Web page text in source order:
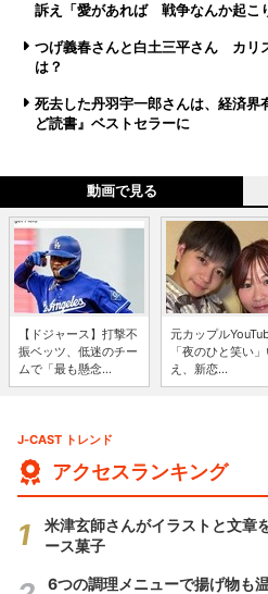
訴え「愛があれば 戦争なんか起こ
つげ義春さんと白土三平さん カリ
は？
死去した丹羽宇一郎さんは、経済
ど読書』ベストセラーに
動画で見る
【ドジャース】打撃不
振ベッツ、低迷のチー
ムで「最も懸念...
元カップル
「夜のひと笑い
え、新恋...
J-CAST トレンド
アクセスランキング
米津玄師さんがイラストと文章
ース菓子
6つの調理メニューで揚げ物も